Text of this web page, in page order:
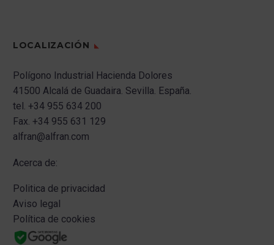
LOCALIZACIÓN
Polígono Industrial Hacienda Dolores
41500 Alcalá de Guadaira. Sevilla. España.
tel. +34 955 634 200
Fax. +34 955 631 129
alfran@alfran.com
Acerca de:
Politica de privacidad
Aviso legal
Política de cookies